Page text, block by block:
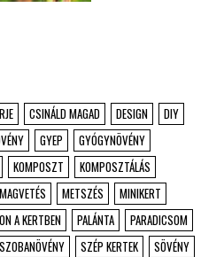
CSINÁLD MAGAD DESIGN
DIY
GYEP
GYÓGYNÖVÉNY
KOMPOSZT
KOMPOSZTÁLÁS
MAGVETÉS METSZÉS
MINIKERT
A KERTBEN PALÁNTA
PARADICSOM
SZOBANÖVÉNY SZÉP KERTEK
SÖVÉNY